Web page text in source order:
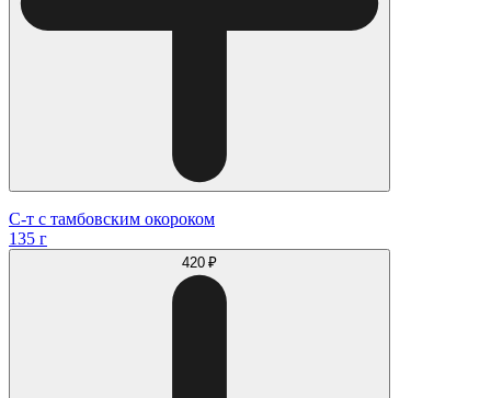
С-т с тамбовским окороком
135 г
420 ₽